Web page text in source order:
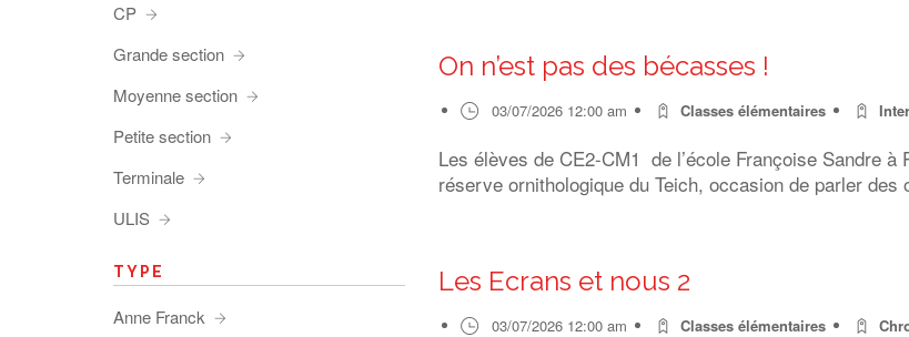
On n’est pas des bécasses !
03/07/2026 12:00 am Classes élémentaires
Les élèves de CE2-CM1 de l’école Françoise Sandre
réserve ornithologique du Teich, occasion de parler des
Les Ecrans et nous 2
03/07/2026 12:00 am Classes élémentaires
CP
Grande section
Moyenne section
Petite section
Terminale
ULIS
TYPE
Anne Franck